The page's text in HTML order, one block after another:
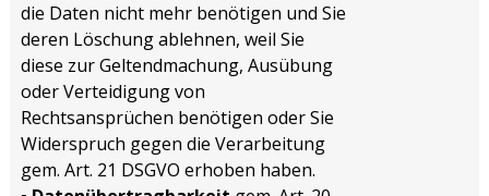
die Daten nicht mehr benötigen und Sie
deren Löschung ablehnen, weil Sie
diese zur Geltendmachung, Ausübung
oder Verteidigung von
Rechtsansprüchen benötigen oder Sie
Widerspruch gegen die Verarbeitung
gem. Art. 21 DSGVO erhoben haben.